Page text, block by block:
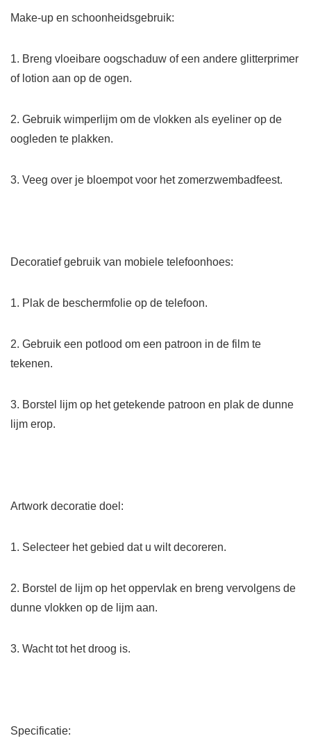
Make-up en schoonheidsgebruik:
1. Breng vloeibare oogschaduw of een andere glitterprimer
of lotion aan op de ogen.
2. Gebruik wimperlijm om de vlokken als eyeliner op de
oogleden te plakken.
3. Veeg over je bloempot voor het zomerzwembadfeest.
Decoratief gebruik van mobiele telefoonhoes:
1. Plak de beschermfolie op de telefoon.
2. Gebruik een potlood om een ​​patroon in de film te
tekenen.
3. Borstel lijm op het getekende patroon en plak de dunne
lijm erop.
Artwork decoratie doel:
1. Selecteer het gebied dat u wilt decoreren.
2. Borstel de lijm op het oppervlak en breng vervolgens de
dunne vlokken op de lijm aan.
3. Wacht tot het droog is.
Specificatie: